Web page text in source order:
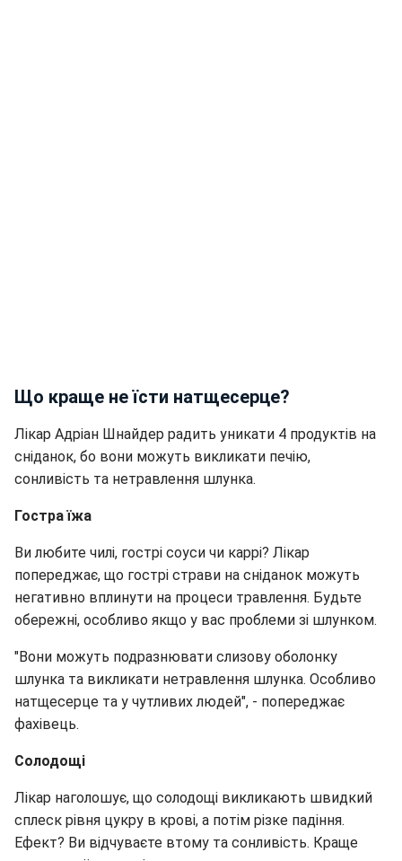
Що краще не їсти натщесерце?
Лікар Адріан Шнайдер радить уникати 4 продуктів на
сніданок, бо вони можуть викликати печію,
сонливість та нетравлення шлунка.
Гостра їжа
Ви любите чилі, гострі соуси чи каррі? Лікар
попереджає, що гострі страви на сніданок можуть
негативно вплинути на процеси травлення. Будьте
обережні, особливо якщо у вас проблеми зі шлунком.
"Вони можуть подразнювати слизову оболонку
шлунка та викликати нетравлення шлунка. Особливо
натщесерце та у чутливих людей", - попереджає
фахівець.
Солодощі
Лікар наголошує, що солодощі викликають швидкий
сплеск рівня цукру в крові, а потім різке падіння.
Ефект? Ви відчуваєте втому та сонливість. Краще